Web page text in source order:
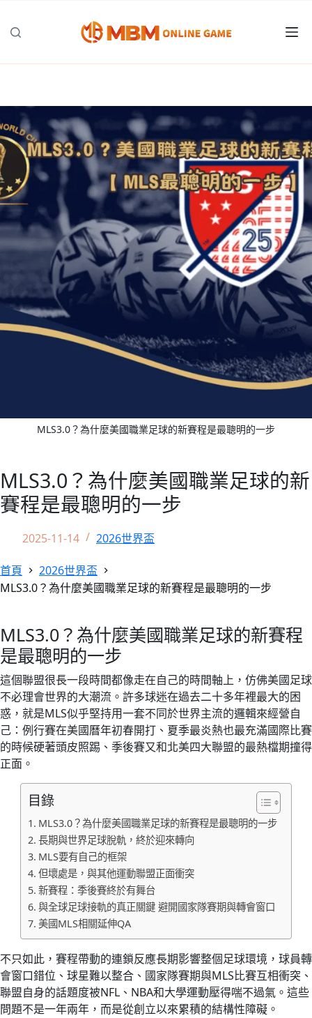
MLS3.0？為什麼美國職業足球的新賽程是最聰明的一步
MLS3.0？為什麼美國職業足球的新
賽程是最聰明的一步
2025-11-14 2026世界盃
首頁
2026世界盃
MLS3.0？為什麼美國職業足球的新賽程是最聰明的一步
MLS3.0？為什麼美國職業足球的新賽程
是最聰明的一步
這個聯盟很長一段時間都像走在自己的時間軸上，仿佛美國足球
不必理會世界的大潮流。許多球迷在過去二十多年裡最大的困
惑，就是MLS似乎堅持用一套不同於世界主流的邏輯來經營自
己：例行賽在美國曆年初春開打、夏季最炎熱也最充滿國際比賽
的時候硬著頭皮照踢、季後賽又和北美四大聯盟的最熱檔期撞得
正面。
目錄
MLS3.0？為什麼美國職業足球的新賽程是最聰明的一步
長期與世界足球脫軌，終於迎來轉向
MLS要有自己的框架
但壞處是，與其他運動聯盟正面衝突
新賽程：季後賽終於有舞台
與全球足球接軌的真正關鍵 避開國家隊賽期與轉會窗口
美國MLS相關延伸QA
不只如此，賽程帶動的連鎖反應長期影響整個足球環境，球員轉
會窗口錯位、球星難以整合、國家隊賽期與MLS比賽互相衝突、
聯盟自身的話題度被NFL、NBA和大學運動壓得喘不過氣。這些
問題不是一年兩年，而是從創立以來累積的結構性障礙。